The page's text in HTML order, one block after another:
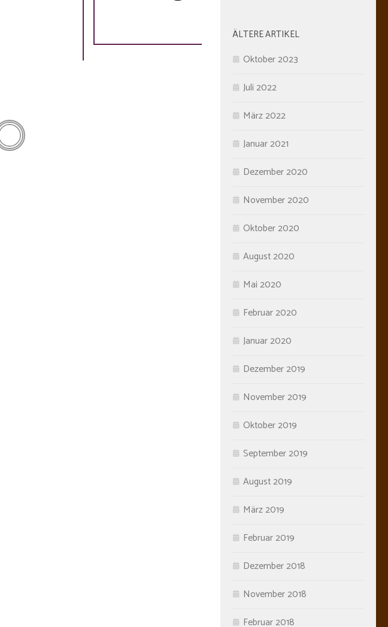
ÄLTERE ARTIKEL
Oktober 2023
Juli 2022
März 2022
Januar 2021
Dezember 2020
November 2020
Oktober 2020
August 2020
Mai 2020
Februar 2020
Januar 2020
Dezember 2019
November 2019
Oktober 2019
September 2019
August 2019
März 2019
Februar 2019
Dezember 2018
November 2018
Februar 2018